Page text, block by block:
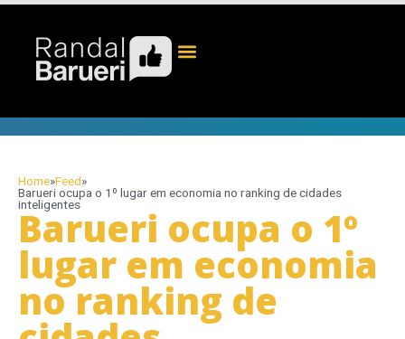
Home»Feed»
Barueri ocupa o 1º lugar em economia no ranking de cidades
inteligentes
Barueri ocupa o 1º
lugar em economia
no ranking de